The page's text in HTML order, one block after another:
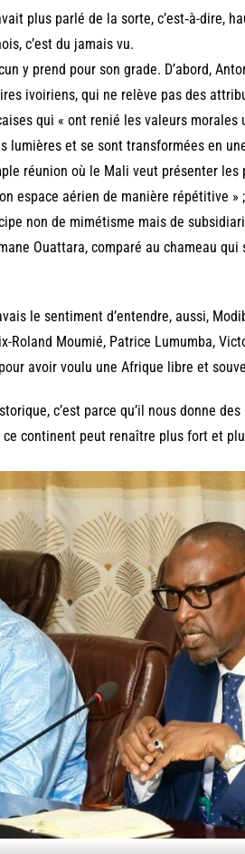
plus parlé de la sorte, c’est‐à-dire,
c’est du jamais vu.
y prend pour son grade. D’abord,
ivoiriens, qui ne relève pas des
qui « ont renié les valeurs
lumières et se sont transformées en
réunion où le Mali veut présenter les
espace aérien de manière répétitive »
non de mimétisme mais de
Ouattara, comparé au chameau qui
le sentiment d’entendre, aussi,
Roland Moumié, Patrice Lumumba,
avoir voulu une Afrique libre et
c’est parce qu’il nous donne
ce continent peut renaître plus fort et